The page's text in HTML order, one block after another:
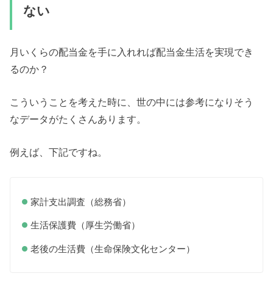
ない
月いくらの配当金を手に入れれば配当金生活を実現でき
るのか？
こういうことを考えた時に、世の中には参考になりそう
なデータがたくさんあります。
例えば、下記ですね。
家計支出調査（総務省）
生活保護費（厚生労働省）
老後の生活費（生命保険文化センター）